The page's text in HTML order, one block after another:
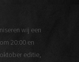
wij een
20:00 en
editie,